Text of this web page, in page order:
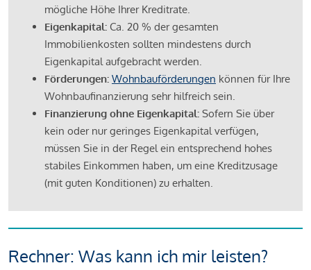
mögliche Höhe Ihrer Kreditrate.
Eigenkapital: Ca. 20 % der gesamten
Immobilienkosten sollten mindestens durch
Eigenkapital aufgebracht werden.
Förderungen: Wohnbauförderungen können für Ihre
Wohnbaufinanzierung sehr hilfreich sein.
Finanzierung ohne Eigenkapital: Sofern Sie über
kein oder nur geringes Eigenkapital verfügen,
müssen Sie in der Regel ein entsprechend hohes
stabiles Einkommen haben, um eine Kreditzusage
(mit guten Konditionen) zu erhalten.
Rechner: Was kann ich mir leisten?